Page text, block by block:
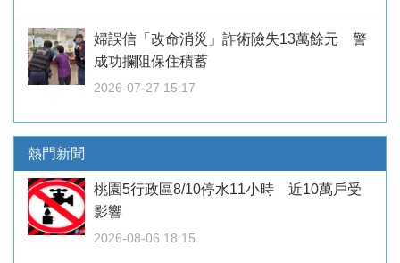
婦誤信「改命消災」詐術險失13萬餘元 警
成功攔阻保住積蓄
2026-07-27 15:17
熱門新聞
桃園5行政區8/10停水11小時 近10萬戶受
影響
2026-08-06 18:15